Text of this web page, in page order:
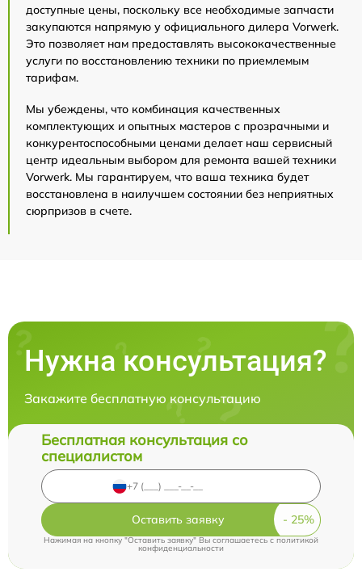
доступные цены, поскольку все необходимые запчасти
закупаются напрямую у официального дилера Vorwerk.
Это позволяет нам предоставлять высококачественные
услуги по восстановлению техники по приемлемым
тарифам.
Мы убеждены, что комбинация качественных
комплектующих и опытных мастеров с прозрачными и
конкурентоспособными ценами делает наш сервисный
центр идеальным выбором для ремонта вашей техники
Vorwerk. Мы гарантируем, что ваша техника будет
восстановлена в наилучшем состоянии без неприятных
сюрпризов в счете.
Нужна консультация?
Закажите бесплатную консультацию
Бесплатная консультация со
специалистом
Оставить заявку
Нажимая на кнопку "Оставить заявку" Вы соглашаетесь cполитикой
конфиденциальности